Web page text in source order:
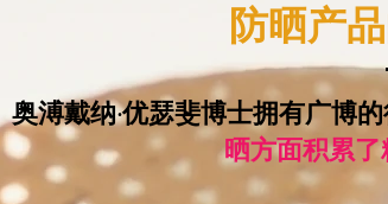
防晒产
奥溥戴纳·优瑟斐博士拥有广博
晒方面积累